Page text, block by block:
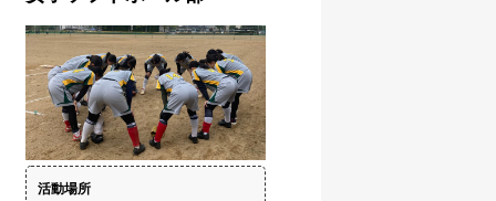
活動場所